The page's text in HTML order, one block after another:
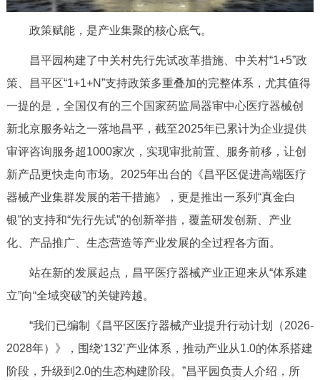
政策赋能，是产业集聚的核心底气。
昌平园构建了中关村先行先试改革措施、中关村“1+5”政
策、昌平区“1+1+N”支持政策多重叠加的完整体系，尤其值得
一提的是，全国仅有的三个国家药监局器审中心医疗器械创
新北京服务站之一落地昌平，截至2025年已累计为企业提供
审评咨询服务超1000家次，实现审批前置、服务前移，让创
新产品更快走向市场。2025年出台的《昌平区促进高端医疗
器械产业集群发展的若干措施》，更是推出一系列“真金白
银”的支持和“先行先试”的创新举措，覆盖研发创新、产业
化、产品推广、生态营造等产业发展的全过程各方面。
站在新的发展起点，昌平医疗器械产业正迎来从“体系建
立”向“全域突破”的关键跨越。
“我们已编制《昌平区医疗器械产业提升行动计划（2026-
2028年）》，围绕‘132’产业体系，推动产业从1.0的体系搭建
阶段，升级到2.0的生态构建阶段。”昌平园负责人介绍，所